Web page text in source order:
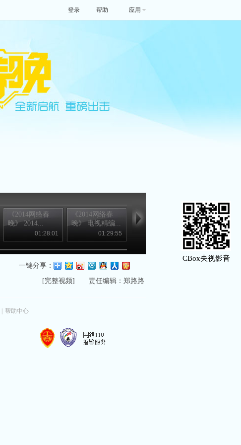
帮助 应用
登录
《2014网络春
晚》 2014...
01:28:01
《2014网络春
晚》 电视精编...
01:29:55
[2014网络春晚]
歌曲《爱是...
00:02:07
[2014网络春
访谈《渤海...
一键分享：
[完整视频] 责任编辑：郑路路
CBox央视影音
帮助中心